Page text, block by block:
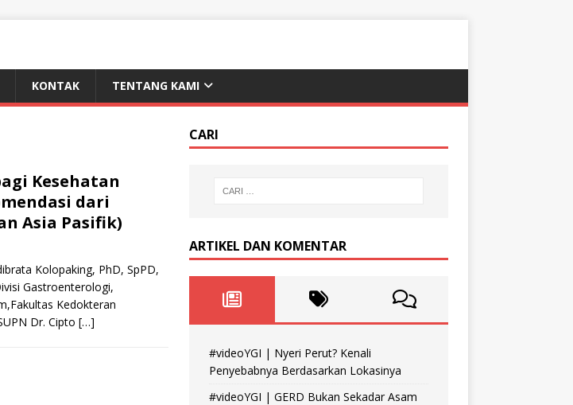
KONTAK TENTANG KAMI
Kesehatan
dari
Asia Pasifik)
Kolopaking, PhD, SpPD,
Gastroenterologi,
Kedokteran
Dr. Cipto […]
CARI
ARTIKEL DAN KOMENTAR
#videoYGI | Nyeri Perut? Kenali
Penyebabnya Berdasarkan Lokasinya
#videoYGI | GERD Bukan Sekadar Asam